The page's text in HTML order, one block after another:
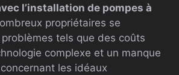
l’installation de pompes à
propriétaires se
tels que des coûts
complexe et un manque
les idéaux